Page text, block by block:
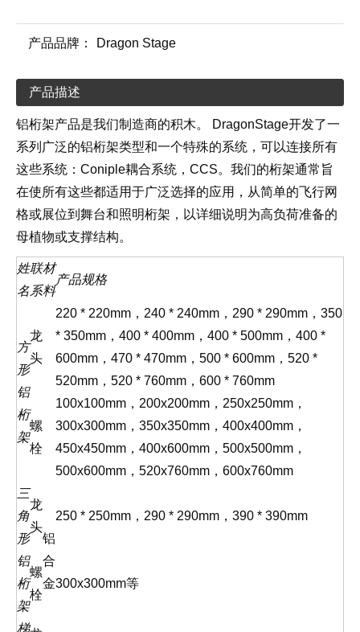
产品品牌： Dragon Stage
产品描述
铝桁架产品是我们制造商的积木。 DragonStage开发了一
系列广泛的铝桁架类型和一个特殊的系统，可以连接所有
这些系统：Coniple耦合系统，CCS。我们的桁架通常旨
在使所有这些都适用于广泛选择的应用，从简单的飞行网
格或展位到舞台和照明桁架，以详细说明为高负荷准备的
母植物或支撑结构。
姓
名
联
系
材
料
产品规格
方
形
铝
桁
架
龙
头
铝
合
金
220 * 220mm，240 * 240mm，290 * 290mm，350
* 350mm，400 * 400mm，400 * 500mm，400 *
600mm，470 * 470mm，500 * 600mm，520 *
520mm，520 * 760mm，600 * 760mm
螺
栓
100x100mm，200x200mm，250x250mm，
300x300mm，350x350mm，400x400mm，
450x450mm，400x600mm，500x500mm，
500x600mm，520x760mm，600x760mm
三
角
形
铝
桁
架
龙
头
250 * 250mm，290 * 290mm，390 * 390mm
螺
栓
300x300mm等
梯